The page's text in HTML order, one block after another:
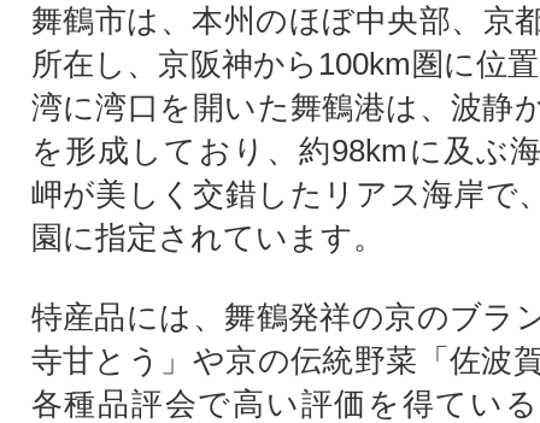
舞鶴市は、本州のほぼ中央部、京
所在し、京阪神から100km圏に位
湾に湾口を開いた舞鶴港は、波静
を形成しており、約98kmに及ぶ
岬が美しく交錯したリアス海岸で
園に指定されています。
特産品には、舞鶴発祥の京のブラ
寺甘とう」や京の伝統野菜「佐波
各種品評会で高い評価を得てい